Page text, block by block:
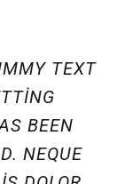
TEXT
BEEN
NEQUE